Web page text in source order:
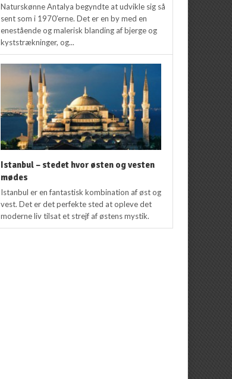
Naturskønne Antalya begyndte at udvikle sig så
sent som i 1970’erne. Det er en by med en
enestående og malerisk blanding af bjerge og
kyststrækninger, og...
Istanbul – stedet hvor østen og vesten
mødes
Istanbul er en fantastisk kombination af øst og
vest. Det er det perfekte sted at opleve det
moderne liv tilsat et strejf af østens mystik.